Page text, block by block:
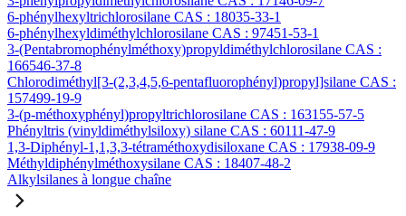
6-phénylhexyltrichlorosilane CAS : 18035-33-1
6-phénylhexyldiméthylchlorosilane CAS : 97451-53-1
3-(Pentabromophénylméthoxy)propyldiméthylchlorosilane CAS :
166546-37-8
Chlorodiméthyl[3-(2,3,4,5,6-pentafluorophényl)propyl]silane CAS :
157499-19-9
3-(p-méthoxyphényl)propyltrichlorosilane CAS : 163155-57-5
Phényltris (vinyldiméthylsiloxy) silane CAS : 60111-47-9
1,3-Diphényl-1,1,3,3-tétraméthoxydisiloxane CAS : 17938-09-9
Méthyldiphénylméthoxysilane CAS : 18407-48-2
Alkylsilanes à longue chaîne